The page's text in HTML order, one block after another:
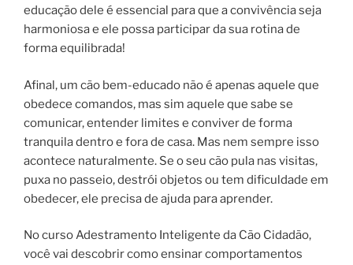
educação dele é essencial para que a convivência seja
harmoniosa e ele possa participar da sua rotina de
forma equilibrada!
Afinal, um cão bem-educado não é apenas aquele que
obedece comandos, mas sim aquele que sabe se
comunicar, entender limites e conviver de forma
tranquila dentro e fora de casa. Mas nem sempre isso
acontece naturalmente. Se o seu cão pula nas visitas,
puxa no passeio, destrói objetos ou tem dificuldade em
obedecer, ele precisa de ajuda para aprender.
No curso Adestramento Inteligente da Cão Cidadão,
você vai descobrir como ensinar comportamentos